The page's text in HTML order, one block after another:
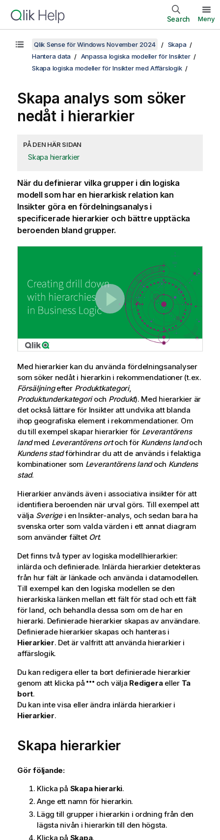
Search Meny
Qlik Sense för Windows November 2024
Skapa
Hantera data
Anpassa logiska modeller för Insikter
Skapa logiska modeller för Insikter med Affärslogik
Skapa analys som söker
nedåt i hierarkier
PÅ DEN HÄR SIDAN
Skapa hierarkier
När du definierar vilka grupper i din logiska
modell som har en hierarkisk relation kan
Insikter göra en fördelningsanalys i
specificerade hierarkier och bättre upptäcka
beroenden bland grupper.
Med hierarkier kan du använda fördelningsanalyser
som söker nedåt i hierarkin i rekommendationer (t.ex.
Försäljningefter Produktkategori,
Produktunderkategorioch Produkt). Med hierarkier är
det också lättare för Insikteratt undvika att blanda
ihop geografiska element i rekommendationer. Om
du till exempel skapar hierarkier för Leverantörens
landmed Leverantörens ortoch för Kundens landoch
Kundens stadförhindrar du att de används i felaktiga
kombinationer som Leverantörens landoch Kundens
stad.
Hierarkier används även i associativa insikter för att
identifiera beroenden när urval görs. Till exempel att
välja Sverigei en Insikter-analys, och sedan bara ha
svenska orter som valda värden i ett annat diagram
som använder fältet Ort.
Det finns två typer av logiska modellhierarkier:
inlärda och definierade. Inlärda hierarkier detekteras
från hur fält är länkade och använda i datamodellen.
Till exempel kan den logiska modellen se den
hierarkiska länken mellan ett fält för stad och ett fält
för land, och behandla dessa som om de har en
hierarki. Definierade hierarkier skapas av användare.
Definierade hierarkier skapas och hanteras i
Hierarkier. Det är valfritt att använda hierarkier i
affärslogik.
Du kan redigera eller ta bort definierade hierarkier
genom att klicka på
och välja Redigeraeller Ta
bort.
Du kan inte visa eller ändra inlärda hierarkier i
Hierarkier.
Skapa hierarkier
Gör följande:
Klicka på Skapa hierarki.
Ange ett namn för hierarkin.
Lägg till grupper i hierarkin i ordning från den
lägsta nivån i hierarkin till den högsta.
Klicka på Skapa.